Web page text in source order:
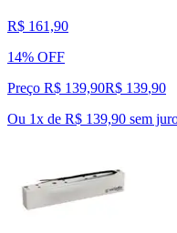
R$ 161,90
14% OFF
Preço R$ 139,90R$ 139,90
Ou 1x de R$ 139,90 sem